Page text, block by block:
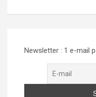
Newsletter : 1 e-mail